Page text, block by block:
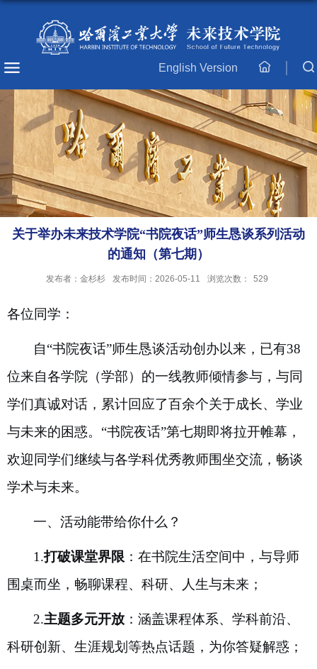
English Version
主
关于举办未来技术学院“书院夜话”师生恳谈系列活动
的通知（第七期）
发布者：金杉杉 发布时间：2026-05-11 浏览次数： 529
各位同学：
自“书院夜话”师生恳谈活动创办以来，已有38
位来自各学院（学部）的一线教师倾情参与，与同
学们真诚对话，累计回应了百余个关于成长、学业
与未来的困惑。“书院夜话”第七期即将拉开帷幕，
欢迎同学们继续与各学科优秀教师围坐交流，畅谈
学术与未来。
一、活动能带给你什么？
1.打破课堂界限 ：在书院生活空间中，与导师
围桌而坐，畅聊课程、科研、人生与未来；
2.主题多元开放 ：涵盖课程体系、学科前沿、
科研创新、生涯规划等热点话题，为你答疑解惑；